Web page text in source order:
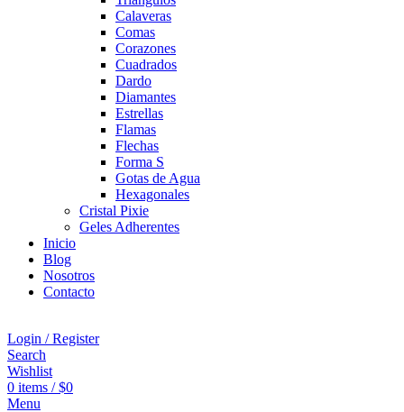
Calaveras
Comas
Corazones
Cuadrados
Dardo
Diamantes
Estrellas
Flamas
Flechas
Forma S
Gotas de Agua
Hexagonales
Cristal Pixie
Geles Adherentes
Inicio
Blog
Nosotros
Contacto
Login / Register
Search
Wishlist
0 items / $0
Menu